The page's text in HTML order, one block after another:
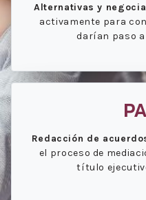
Alternativas y
activamente para
darían paso
Redacción de
el proceso de
título